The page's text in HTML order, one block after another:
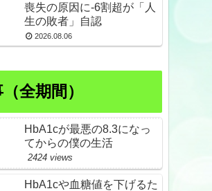
喪失の原因に-6割超が「人
生の敗者」自認
2026.08.06
全期間）
HbA1cが最悪の8.3になっ
てからの僕の生活
2424 views
HbA1cや血糖値を下げるた